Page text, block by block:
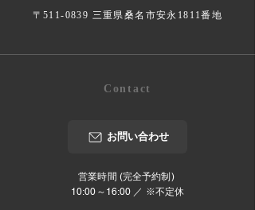
〒511-0839 三重県桑名市安永1811番地
Contact
お問い合わせ
営業時間 (完全予約制)
10:00～16:00 ／ ※不定休